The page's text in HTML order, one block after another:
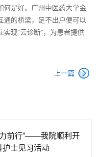
何是好。广州中医药大学金
通的桥梁，足不出户便可以
现“云诊断”，为患者提供
上一篇
前行”——我院顺利开
护士见习活动